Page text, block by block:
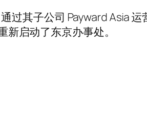
过其子公司 Payward Asia
新启动了东京办事处。